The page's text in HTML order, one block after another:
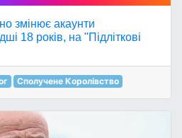
змінює акаунти
18 років, на "Підліткові
Сполучене Королівство